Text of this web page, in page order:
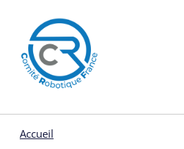
Menu pages
Accueil